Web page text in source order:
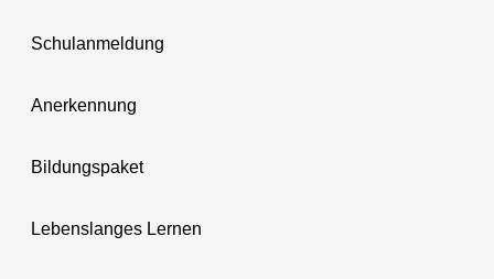
Schulanmeldung
Anerkennung
Bildungspaket
Lebenslanges Lernen